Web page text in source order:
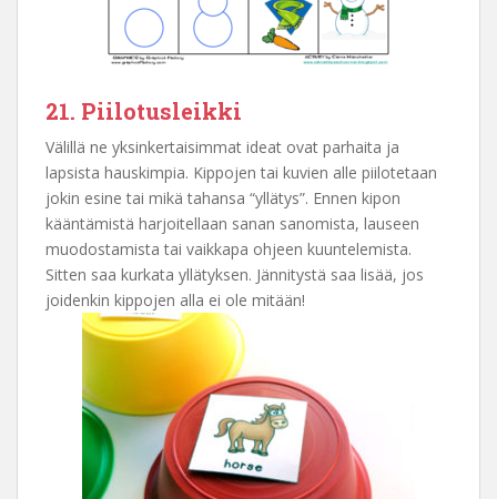
21. Piilotusleikki
Välillä ne yksinkertaisimmat ideat ovat parhaita ja
lapsista hauskimpia. Kippojen tai kuvien alle piilotetaan
jokin esine tai mikä tahansa “yllätys”. Ennen kipon
kääntämistä harjoitellaan sanan sanomista, lauseen
muodostamista tai vaikkapa ohjeen kuuntelemista.
Sitten saa kurkata yllätyksen. Jännitystä saa lisää, jos
joidenkin kippojen alla ei ole mitään!